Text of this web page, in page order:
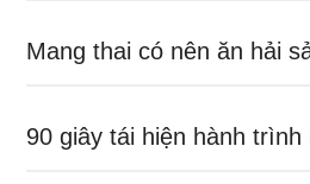
Mang thai có nên ăn hải
90 giây tái hiện hành